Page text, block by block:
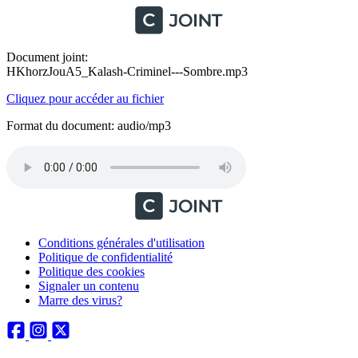
Document joint:
HKhorzJouA5_Kalash-Criminel---Sombre.mp3
Cliquez pour accéder au fichier
Format du document: audio/mp3
Conditions générales d'utilisation
Politique de confidentialité
Politique des cookies
Signaler un contenu
Marre des virus?